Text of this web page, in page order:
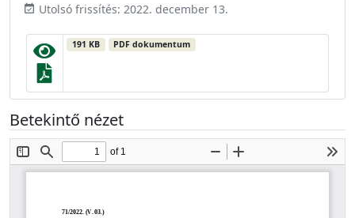
event_available Utolsó frissítés: 2022. december 13.
191 KB PDF dokumentum
Betekintő nézet